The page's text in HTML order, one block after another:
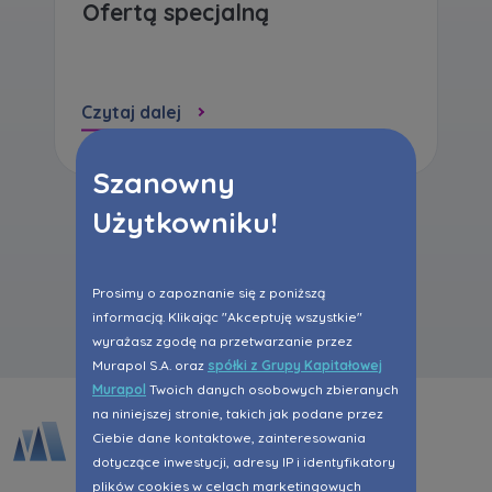
Szanowny
Użytkowniku!
Prosimy o zapoznanie się z poniższą
informacją. Klikając "Akceptuję wszystkie"
wyrażasz zgodę na przetwarzanie przez
Murapol S.A. oraz spółki z Grupy Kapitałowej
Murapol Twoich danych osobowych zbieranych
na niniejszej stronie, takich jak podane przez
Ciebie dane kontaktowe, zainteresowania
dotyczące inwestycji, adresy IP i identyfikatory
plików cookies w celach marketingowych
Ofertą specjalną
Czytaj dalej